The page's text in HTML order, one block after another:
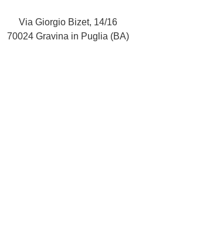
Via Giorgio Bizet, 14/16
70024 Gravina in Puglia (BA)